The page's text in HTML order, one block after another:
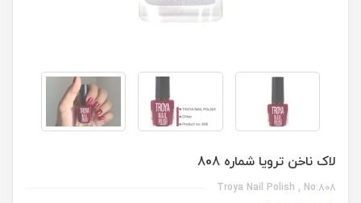
لاک ناخن ترویا شماره 808
Troya Nail Polish , No:808